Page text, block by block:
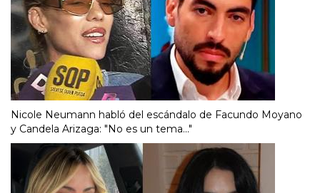
Nicole Neumann habló del escándalo de Facundo Moyano
y Candela Arizaga: "No es un tema..."